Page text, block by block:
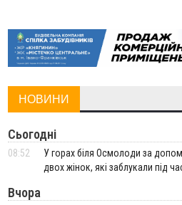
НОВИНИ
Сьогодні
08:52
У горах біля Осмолоди за
двох жінок, які заблукали під
Вчора